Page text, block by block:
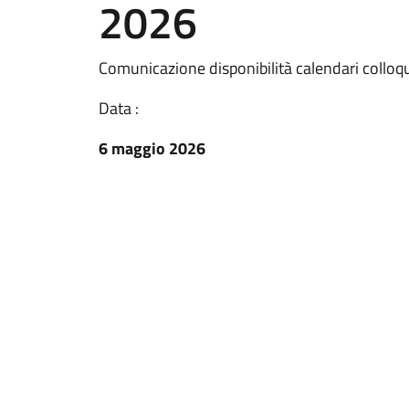
2026
Comunicazione disponibilità calendari
Data :
6 maggio 2026